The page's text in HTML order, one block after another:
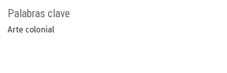
Palabras clave
Arte colonial